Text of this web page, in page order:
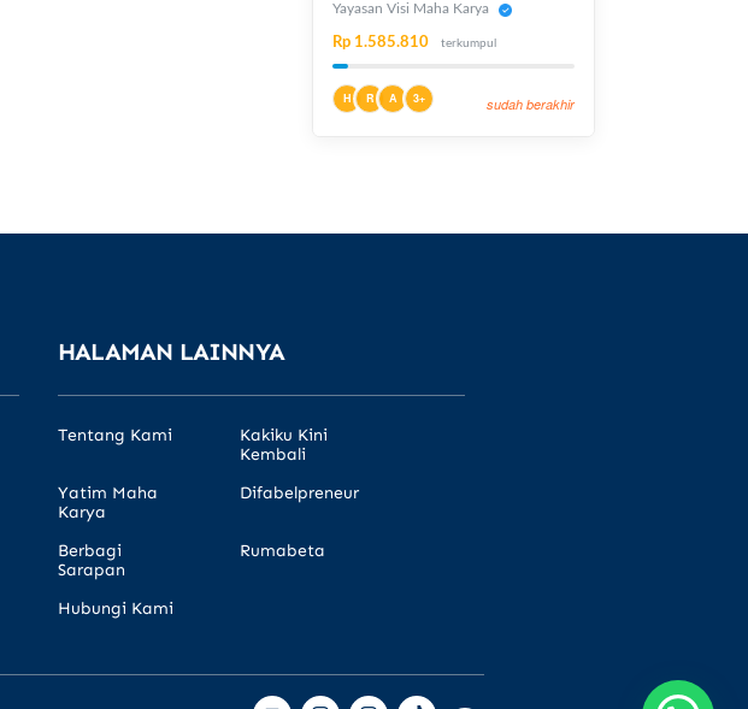
Yayasan Visi Maha Karya
Rp 1.585.810 terkumpul
H R A 3+ sudah berakhir
HALAMAN LAINNYA
Tentang Kami
Kakiku Kini
Kembali
Yatim Maha
Karya
Difabelpreneur
Berbagi
Sarapan
Rumabeta
Hubungi Kami